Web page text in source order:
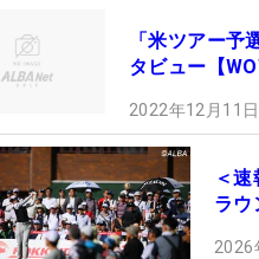
「米ツアー
タビュー【
2022年12月11
＜
ラウ
2026